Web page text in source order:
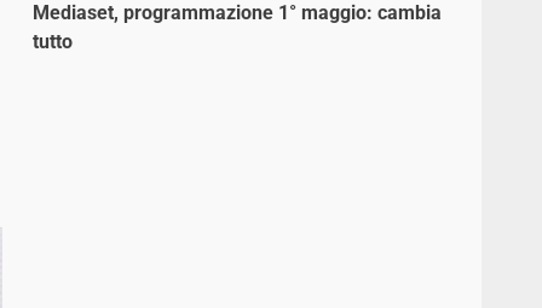
Mediaset, programmazione 1° maggio: cambia
tutto